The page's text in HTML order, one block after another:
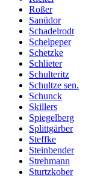
Roßer
Sanüdor
Schadelrodt
Schelpeper
Schetzke
Schlieter
Schulteritz
Schultze sen.
Schunck
Skillers
Spiegelberg
Splittgärber
Steffke
Steinbender
Strehmann
Sturtzkober